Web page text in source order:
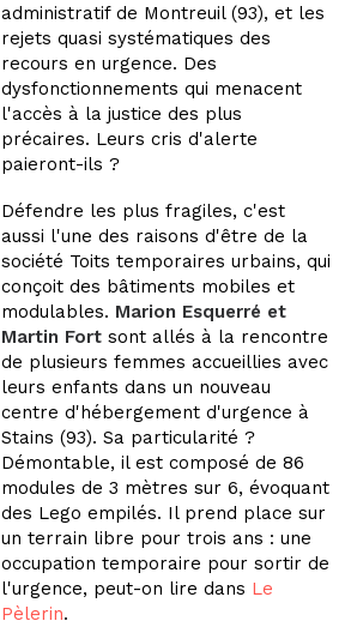
administratif de Montreuil (93), et les
rejets quasi systématiques des
recours en urgence. Des
dysfonctionnements qui menacent
l'accès à la justice des plus
précaires. Leurs cris d'alerte
paieront-ils ?
Défendre les plus fragiles, c'est
aussi l'une des raisons d'être de la
société Toits temporaires urbains, qui
conçoit des bâtiments mobiles et
modulables. Marion Esquerré et
Martin Fort sont allés à la rencontre
de plusieurs femmes accueillies avec
leurs enfants dans un nouveau
centre d'hébergement d'urgence à
Stains (93). Sa particularité ?
Démontable, il est composé de 86
modules de 3 mètres sur 6, évoquant
des Lego empilés. Il prend place sur
un terrain libre pour trois ans : une
occupation temporaire pour sortir de
l'urgence, peut-on lire dans Le
Pèlerin.